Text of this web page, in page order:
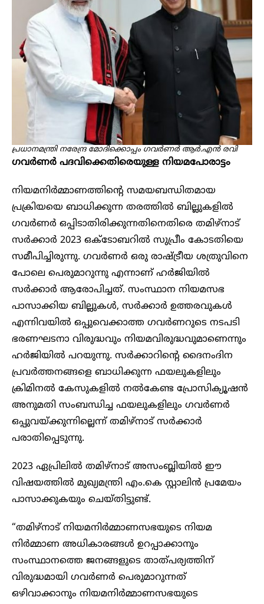
പ്രധാനമന്ത്രി നരേന്ദ്ര മോ​ദിക്കൊപ്പം ​ഗവർണർ ആർ.എൻ രവി
ഗവർണർ പദവിക്കെതിരെയുള്ള നിയമപോരാട്ടം
നിയമനിർമ്മാണത്തിന്റെ സമയബന്ധിതമായ
പ്രക്രിയയെ ബാധിക്കുന്ന തരത്തിൽ ബില്ലുകളിൽ
ഗവർണർ ഒപ്പിടാതിരിക്കുന്നതിനെതിരെ തമിഴ്‌നാട്
സർക്കാർ 2023 ഒക്ടോബറിൽ സുപ്രീം കോടതിയെ
സമീപിച്ചിരുന്നു. ഗവർണർ ഒരു രാഷ്ട്രീയ ശത്രുവിനെ
പോലെ പെരുമാറുന്നു എന്നാണ് ഹ​ർജിയിൽ
സർക്കാർ ആരോപിച്ചത്. സംസ്ഥാന നിയമസഭ
പാസാക്കിയ ബില്ലുകൾ, സർക്കാർ ഉത്തരവുകൾ
എന്നിവയിൽ ഒപ്പുവെക്കാത്ത ഗവർണറുടെ നടപടി
ഭരണഘടനാ വിരുദ്ധവും നിയമവിരുദ്ധവുമാണെന്നും
ഹർജിയിൽ പറയുന്നു. സർക്കാറിന്റെ ദൈനംദിന
പ്രവർത്തനങ്ങളെ ബാധിക്കുന്ന ഫയലുകളിലും
ക്രിമിനൽ കേസുകളിൽ നൽകേണ്ട പ്രോസിക്യൂഷൻ
അനുമതി സംബന്ധിച്ച ഫയലുകളിലും ഗവർണർ
ഒപ്പുവയ്ക്കുന്നില്ലെന്ന് തമിഴ്നാട് സർക്കാർ
പരാതിപ്പെടുന്നു.
2023 ഏപ്രിലിൽ തമിഴ്‌നാട് അസംബ്ലിയിൽ ഈ
വിഷയത്തിൽ മുഖ്യമന്ത്രി എം.കെ സ്റ്റാലിൻ പ്രമേയം
പാസാക്കുകയും ചെയ്തിട്ടുണ്ട്.
“തമിഴ്‌നാട് നിയമനിർമ്മാണസഭയുടെ നിയമ
നിർമ്മാണ അധികാരങ്ങൾ ഉറപ്പാക്കാനും
സംസ്ഥാനത്തെ ജനങ്ങളുടെ താത്പര്യത്തിന്
വിരുദ്ധമായി ഗവർണർ പെരുമാറുന്നത്
ഒഴിവാക്കാനും നിയമനിർമ്മാണസഭയുടെ